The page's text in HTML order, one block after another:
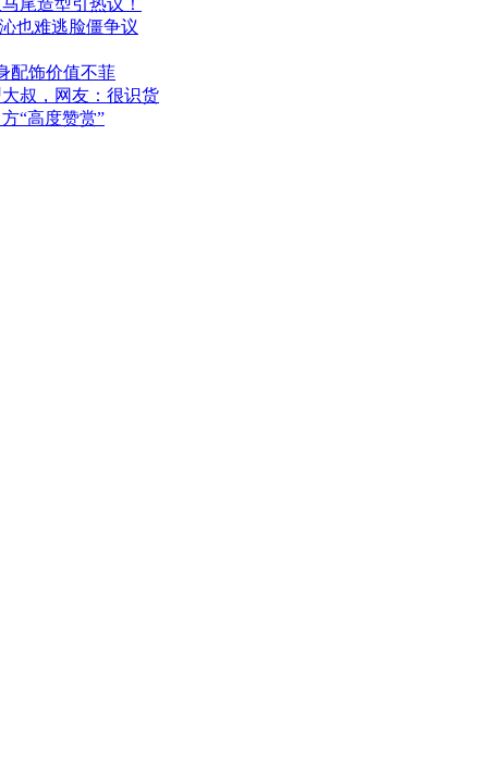
尾造型引热议！
也难逃脸僵争议
配饰价值不菲
叔，网友：很识货
“高度赞赏”